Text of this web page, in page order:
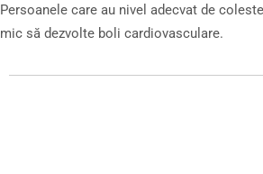
Persoanele care au nivel adecvat de
mic să dezvolte boli cardiovasculare.